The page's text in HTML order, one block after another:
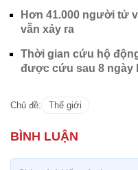
Hơn 41.000 người tử
vẫn xảy ra
Thời gian cứu hộ
được cứu sau 8 ngày
Chủ đề: Thế giới